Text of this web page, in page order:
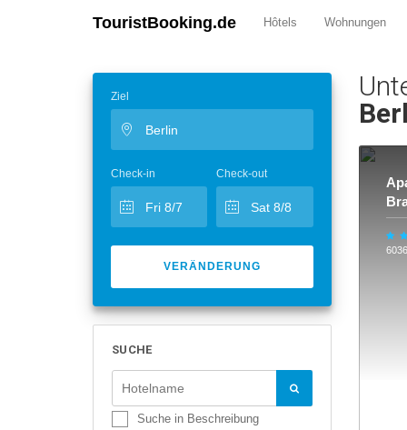
TouristBooking.de Hôtels Wohnungen
Ziel
Check-in Check-out
VERÄNDERUNG
SUCHE
Suche in Beschreibung